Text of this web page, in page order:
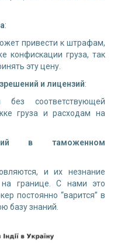
:
привести к штрафам,
конфискации груза, так
эту цену.
и лицензий:
без соответствующей
груза и расходам на
в таможенном
и их незнание
границе. С нами это
постоянно “варится” в
базу знаний.